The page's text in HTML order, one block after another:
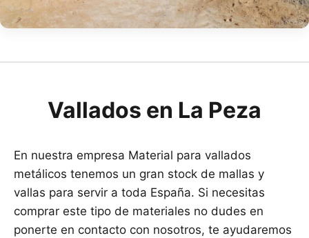
Vallados en La Peza
En nuestra empresa Material para vallados
metálicos tenemos un gran stock de mallas y
vallas para servir a toda España. Si necesitas
comprar este tipo de materiales no dudes en
ponerte en contacto con nosotros, te ayudaremos